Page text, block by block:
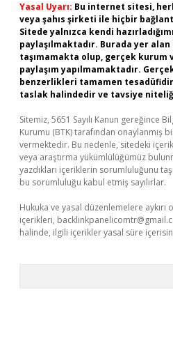
Yasal Uyarı: Bu internet sitesi,
veya şahıs şirketi ile hiçbir
Sitede yalnızca kendi
paylaşılmaktadır. Burada yer
taşımamakta olup, gerçek kurum
paylaşım yapılmamaktadır.
benzerlikleri tamamen
taslak halindedir ve tavsiye
Sitemiz, 5651 Sayılı Kanun gereğince
Kurumu (BTK) tarafından onaylanmış
vermektedir. Bu nedenle, sitedeki
veya araştırma yükümlülüğümüz
yazdıkları içeriklerin sorumluluğunu
bu sorumluluğu kabul etmiş sayılırlar.
Hukuka ve yasal düzenlemelere
içerikleri,
halinde, ilgili içerikler yasal süre